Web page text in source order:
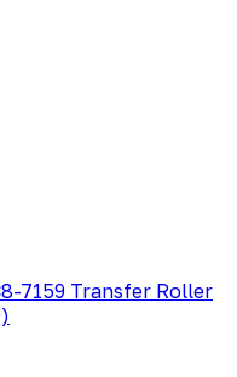
7159 Transfer Roller